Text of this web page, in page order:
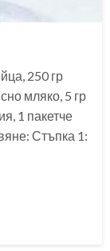
250 гр
мляко, 5 гр
1 пакетче
Стъпка 1: